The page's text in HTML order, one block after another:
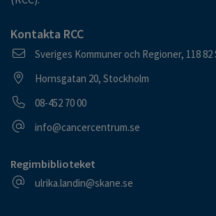
Kontakta RCC
Postadress
Sveriges Kommuner och Regioner, 118
Besöksadress
Hornsgatan 20, Stockholm
Telefonnummer
08-452 70 00
E-postadress
info@cancercentrum.se
Regimbiblioteket
E-postadress
ulrika.landin@skane.se